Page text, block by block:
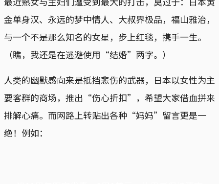
金单身汉、永远的梦中情人、大叔界极品，福山雅治，
与一个不是那么知名的女星，步上红毯，携手一生。
（瞧，我还是在逃避使用“结婚”两字。）
人类的幽默感向来是抵挡悲伤的武器，日本以女性为主
要客群的商场，推出“伤心折扣”，希望大家借血拼来
排解心痛。而网路上转贴出各种“妈妈”留言更是一
绝！例如：